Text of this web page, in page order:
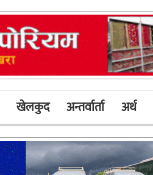
खेलकुद अन्तर्वार्ता अर्थ